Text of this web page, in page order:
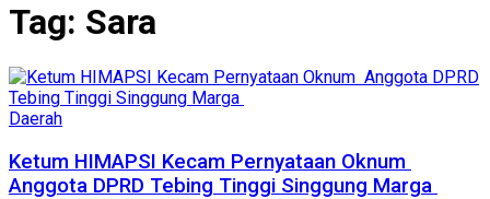
Tag: Sara
Daerah
Ketum HIMAPSI Kecam Pernyataan Oknum
Anggota DPRD Tebing Tinggi Singgung Marga